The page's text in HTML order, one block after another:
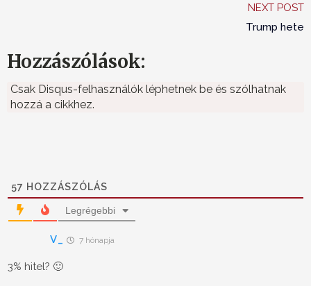
NEXT POST
Trump hete
Hozzászólások:
Csak Disqus-felhasználók léphetnek be és szólhatnak
hozzá a cikkhez.
57 HOZZÁSZÓLÁS
Legrégebbi
V_ 7 hónapja
3% hitel? 🙂